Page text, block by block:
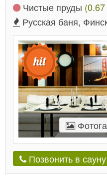
Чистые пруды
Русская баня,
Позвонить в сауну